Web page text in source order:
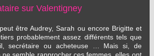
sur Valentigney
être Audrey, Sarah ou encore Brigitte et
probablement assez différents tels que
secrétaire ou acheteuse … Mais si, de